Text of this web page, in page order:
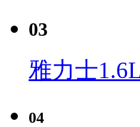
03
雅力士
04